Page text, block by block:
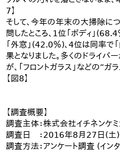
7】
そして、今年の年末の大掃除に
問したところ、1位「ボディ」
「外窓」(42.0％)、4位は同率で
果となりました。多くのドライ
が、「フロントガラス」などの“
【図8】
【調査概要】
調査主体：株式会社イチネンケ
調査日 ：2016年8月27日(土
調査方法：アンケート調査 (イン